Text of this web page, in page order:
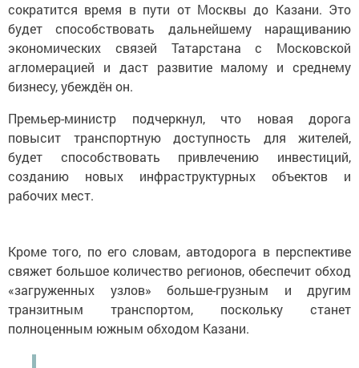
сократится время в пути от Москвы до Казани. Это
будет способствовать дальнейшему наращиванию
экономических связей Татарстана с Московской
агломерацией и даст развитие малому и среднему
бизнесу, убеждён он.
Премьер-министр подчеркнул, что новая дорога
повысит транспортную доступность для жителей,
будет способствовать привлечению инвестиций,
созданию новых инфраструктурных объектов и
рабочих мест.
Кроме того, по его словам, автодорога в перспективе
свяжет большое количество регионов, обеспечит обход
«загруженных узлов» больше-грузным и другим
транзитным транспортом, поскольку станет
полноценным южным обходом Казани.